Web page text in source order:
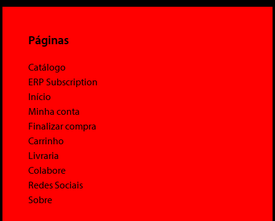
Páginas
Catálogo
ERP Subscription
Início
Minha conta
Finalizar compra
Carrinho
Livraria
Colabore
Redes Sociais
Sobre